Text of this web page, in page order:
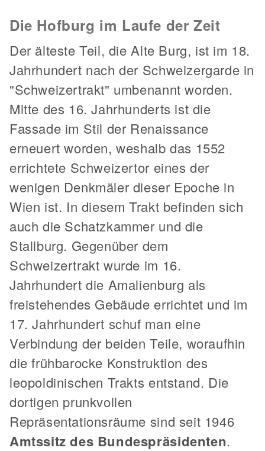
Die Hofburg im Laufe der Zeit
Der älteste Teil, die Alte Burg, ist im 18.
Jahrhundert nach der Schweizergarde in
"Schweizertrakt" umbenannt worden.
Mitte des 16. Jahrhunderts ist die
Fassade im Stil der Renaissance
erneuert worden, weshalb das 1552
errichtete Schweizertor eines der
wenigen Denkmäler dieser Epoche in
Wien ist. In diesem Trakt befinden sich
auch die Schatzkammer und die
Stallburg. Gegenüber dem
Schweizertrakt wurde im 16.
Jahrhundert die Amalienburg als
freistehendes Gebäude errichtet und im
17. Jahrhundert schuf man eine
Verbindung der beiden Teile, woraufhin
die frühbarocke Konstruktion des
leopoldinischen Trakts entstand. Die
dortigen prunkvollen
Repräsentationsräume sind seit 1946
Amtssitz des Bundespräsidenten.